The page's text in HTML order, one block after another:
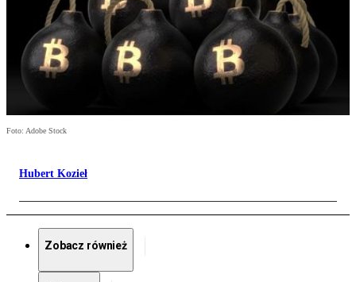
Foto: Adobe Stock
Hubert Kozieł
Zobacz również